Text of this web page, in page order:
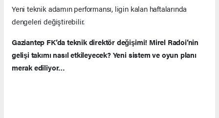
Yeni teknik adamın performansı, ligin kalan haftalarında
dengeleri değiştirebilir.
Gaziantep FK’da teknik direktör değişimi! Mirel Radoi’nin
gelişi takımı nasıl etkileyecek? Yeni sistem ve oyun planı
merak ediliyor…